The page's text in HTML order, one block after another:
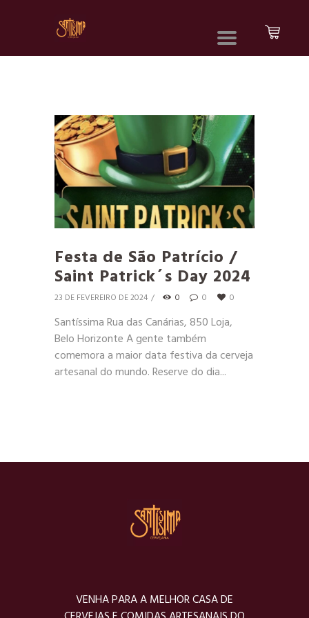
Festa de São Patrício /
Saint Patrick´s Day 2024
23 DE FEVEREIRO DE 2024 0 0 0
Santíssima Rua das Canárias, 850 Loja,
Belo Horizonte A gente também
comemora a maior data festiva da cerveja
artesanal do mundo. Reserve do dia...
VENHA PARA A MELHOR CASA DE